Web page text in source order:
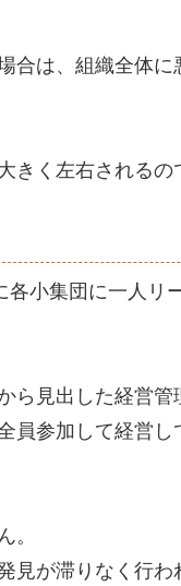
合は、組織全体
きく左右されるの
小集団に一人リ
見出した経営管
員参加して経営
。
が滞りなく行わ